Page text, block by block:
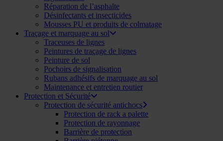
Réparation de l’asphalte
Désinfectants et insecticides
Mousses PU et produits de colmatage
Traçage et marquage au sol
Traceuses de lignes
Peintures de traçage de lignes
Peinture de sol
Pochoirs de signalisation
Rubans adhésifs de marquage au sol
Maintenance et entretien routier
Protection et Sécurité
Protection de sécurité antichocs
Protection de rack a palette
Protection de rayonnage
Barrière de protection